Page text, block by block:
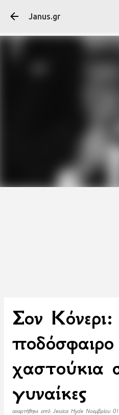
Janus.gr
Σον
χαστούκια
γυναίκες
αναρτήθηκε από Jessica Hyde Νοεμβρίου